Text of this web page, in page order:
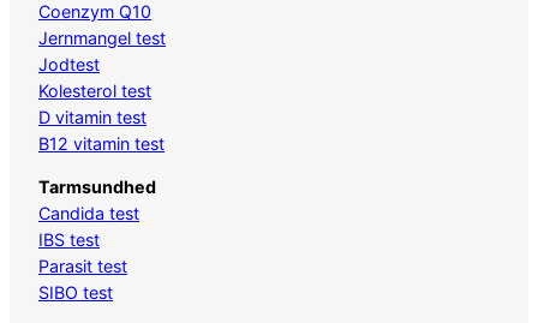
Coenzym Q10
Jernmangel test
Jodtest
Kolesterol test
D vitamin test
B12 vitamin test
Tarmsundhed
Candida test
IBS test
Parasit test
SIBO test